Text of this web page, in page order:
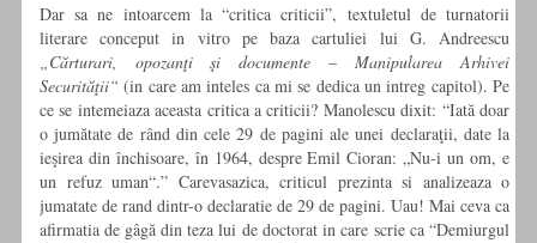
Dar sa ne intoarcem la “critica criticii”, textuletul de turnatorii
literare conceput in vitro pe baza cartuliei lui G. Andreescu
„Cărturari, opozanţi şi documente –
Manipularea Arhivei
Securităţii“(in care am inteles ca mi se dedica un intreg capitol). Pe
ce se intemeiaza aceasta critica a criticii? Manolescu dixit: “Iată doar
o jumătate de rând din cele 29 de pagini ale unei declaraţii, date la
ieşirea din închisoare, în 1964, despre Emil Cioran: „Nu-i un om, e
un refuz uman“.” Carevasazica, criticul prezinta si analizeaza o
jumatate de rand dintr-o declaratie de 29 de pagini. Uau! Mai ceva ca
afirmatia de gâgă din teza lui de doctorat in care scrie ca “Demiurgul